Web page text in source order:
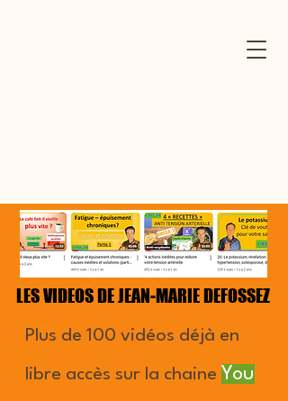
LES VIDEOS DE JEAN-MARIE DEFOSSEZ
LES VIDEOS DE JEAN-MARIE DEFOSSEZ
Plus de 100 vidéos déjà en
libre accès sur la chaine You